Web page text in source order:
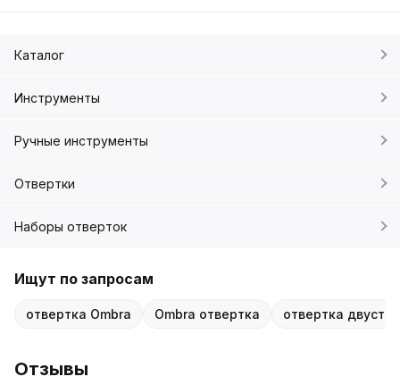
Каталог
Инструменты
Ручные инструменты
Отвертки
Наборы отверток
Ищут по запросам
отвертка Ombra Ombra отвертка отвертка
Отзывы